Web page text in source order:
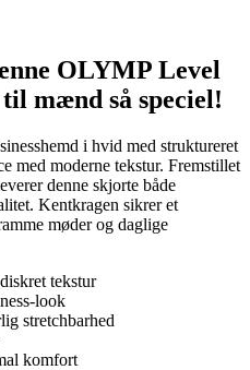
OLYMP Level
mænd så speciel!
i hvid med struktureret
med moderne tekstur. Fremstillet
denne skjorte både
Kentkragen sikrer et
møder og daglige
tekstur
look
stretchbarhed
komfort